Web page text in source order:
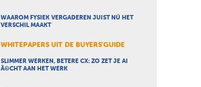
WAAROM FYSIEK VERGADEREN JUIST NÚ HET
VERSCHIL MAAKT
WHITEPAPERS UIT DE BUYERS'GUIDE
SLIMMER WERKEN, BETERE CX: ZO ZET JE AI
Ã©CHT AAN HET WERK